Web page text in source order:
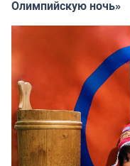
Олимпийскую ночь»